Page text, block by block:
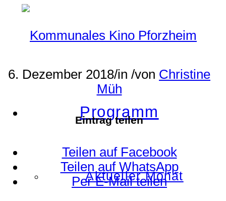
Programm
Aktueller Monat
6. Dezember 2018/in /von Christine
Müh
Eintrag teilen
Teilen auf Facebook
Teilen auf WhatsApp
Per E-Mail teilen